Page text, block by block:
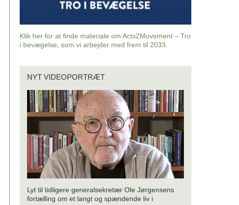
Klik her for at finde materiale om Acts2Movement – Tro
i bevægelse, som vi arbejder med frem til 2033.
videoportræt
NYT VIDEOPORTRÆT
Lyt til tidligere generalsekretær Ole Jørgensens
fortælling om et langt og spændende liv i